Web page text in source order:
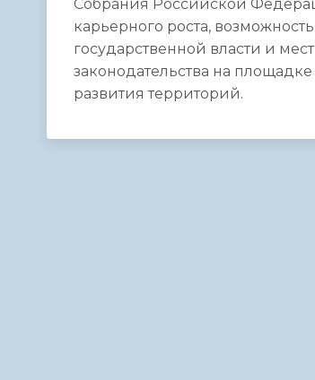
Собрания Российской
карьерного роста,
государственной власти и
законодательства на
развития территорий.